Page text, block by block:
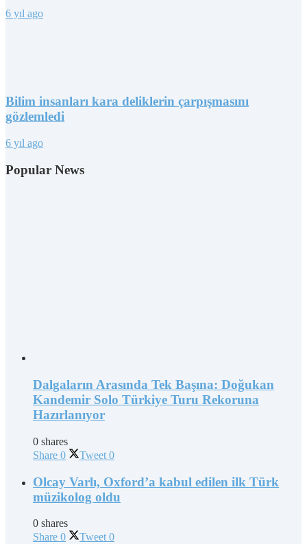
6 yıl ago
Bilim insanları kara deliklerin çarpışmasını
gözlemledi
6 yıl ago
Popular News
Dalgaların Arasında Tek Başına: Doğukan
Kandemir Solo Türkiye Turu Rekoruna
Hazırlanıyor
0 shares
Share 0 Tweet 0
Olcay Varlı, Oxford’a kabul edilen ilk Türk
müzikolog oldu
0 shares
Share 0 Tweet 0